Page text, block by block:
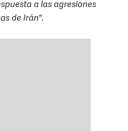
a las agresiones
de Irán".